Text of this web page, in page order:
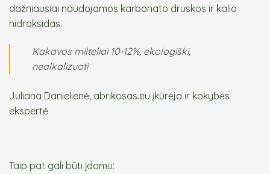
dažniausiai naudojamos karbonato druskos ir kalio
hidroksidas.
Kakavos milteliai 10-12%, ekologiški,
nealkalizuoti
Juliana Danielienė, abrikosas.eu įkūrėja ir kokybės
ekspertė
Taip pat gali būti įdomu: